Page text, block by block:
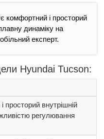
комфортний і просторий
динаміку на
експерт.
Hyundai Tucson:
просторий внутрішній
регулювання